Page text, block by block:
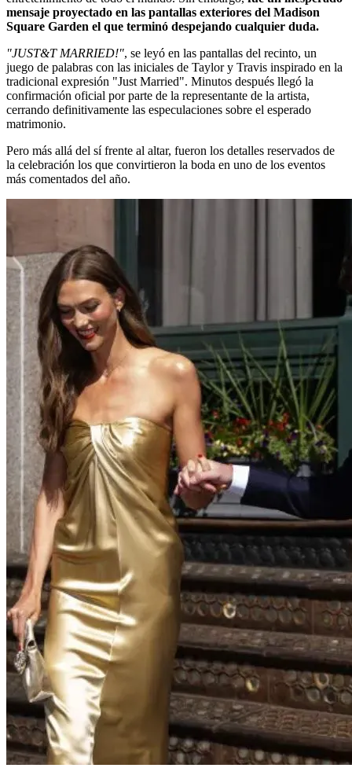
mensaje proyectado en las pantallas exteriores del Madison
Square Garden el que terminó despejando cualquier duda.
"JUST&T MARRIED!", se leyó en las pantallas del recinto, un
juego de palabras con las iniciales de Taylor y Travis inspirado en la
tradicional expresión "Just Married". Minutos después llegó la
confirmación oficial por parte de la representante de la artista,
cerrando definitivamente las especulaciones sobre el esperado
matrimonio.
Pero más allá del sí frente al altar, fueron los detalles reservados de
la celebración los que convirtieron la boda en uno de los eventos
más comentados del año.